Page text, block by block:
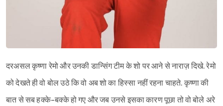
दरअसल कृष्णा रेमो और उनकी डान्सिंग टीम के शो पर आने से नाराज़ दिखे. रेमो
को देखते ही वो बोल उठे कि वो अब शो का हिस्सा नहीं रहना चाहते. कृष्णा की
बात से सब हक्के-बक्के हो गए और जब उनसे इसका कारण पूछा तो वो बोले अरे